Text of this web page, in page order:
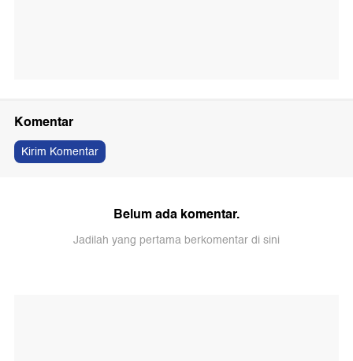
Komentar
Kirim Komentar
Belum ada komentar.
Jadilah yang pertama berkomentar di sini